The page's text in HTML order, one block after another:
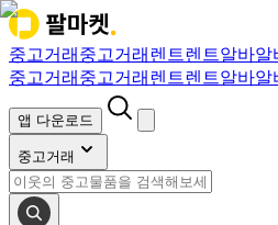
중고거래 중고거래 렌트렌트알바알
중고거래 중고거래 렌트렌트알바알
앱 다운로드
중고거래